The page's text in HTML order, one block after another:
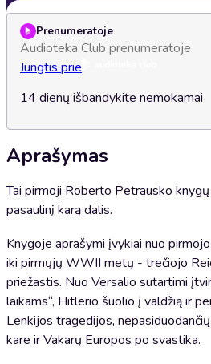
Prenumeratoje
Audioteka Club prenumeratoje
Jungtis prie
14 dienų išbandykite nemokamai
Aprašymas
Tai pirmoji Roberto Petrausko
pasaulinį karą dalis.
Knygoje aprašymi įvykiai nuo
iki pirmųjų WWII metų - trečiojo
priežastis. Nuo Versalio sutartimi
laikams“, Hitlerio šuolio į valdžią ir
Lenkijos tragedijos,
kare ir Vakarų Europos po svastika.